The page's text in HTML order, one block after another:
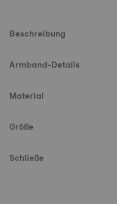
Beschreibung
Armband-Details
Material
Größe
Schließe